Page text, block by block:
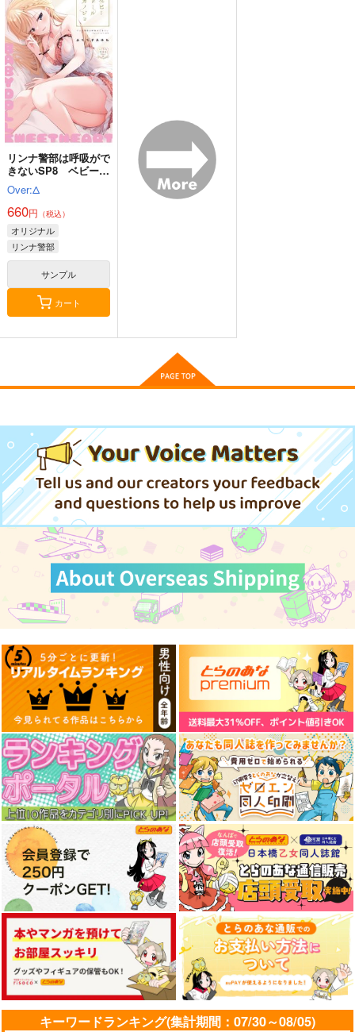
ペストが明けたら遊び
ましょう! 中世ヨーロ
ッパ世界と現代文明ス
ローライフ 2
KADOKAWA
924円（税込）
サンプル
作品詳細
リンナ警部は呼吸がで
きないSP8 ベビード
ールカノジョ
Over:Δ
660円 （税込）
オリジナル
リンナ警部
サンプル
カート
キーワードランキング(集計期間：07/30～08/05)